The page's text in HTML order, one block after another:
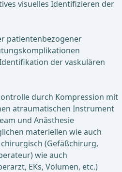
visuelles Identifizieren der
patientenbezogener
der vaskulären
durch Kompression mit
atraumatischen Instrument
und Anästhesie
materiellen wie auch
(Gefäßchirurg,
wie auch
EKs, Volumen, etc.)